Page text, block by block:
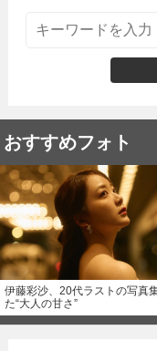
おすすめフォト
伊藤彩沙、20代ラストの写真
た“大人の甘さ”